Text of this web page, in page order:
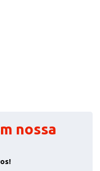
nossa